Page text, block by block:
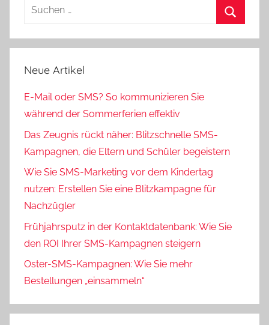
Neue Artikel
E-Mail oder SMS? So kommunizieren Sie
während der Sommerferien effektiv
Das Zeugnis rückt näher: Blitzschnelle SMS-
Kampagnen, die Eltern und Schüler begeistern
Wie Sie SMS-Marketing vor dem Kindertag
nutzen: Erstellen Sie eine Blitzkampagne für
Nachzügler
Frühjahrsputz in der Kontaktdatenbank: Wie Sie
den ROI Ihrer SMS-Kampagnen steigern
Oster-SMS-Kampagnen: Wie Sie mehr
Bestellungen „einsammeln“